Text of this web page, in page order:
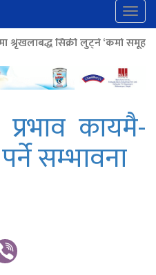
‘कर्मा समूह’का नाइकेसहित पाँच
प्रभाव कायमै-
सम्भावना